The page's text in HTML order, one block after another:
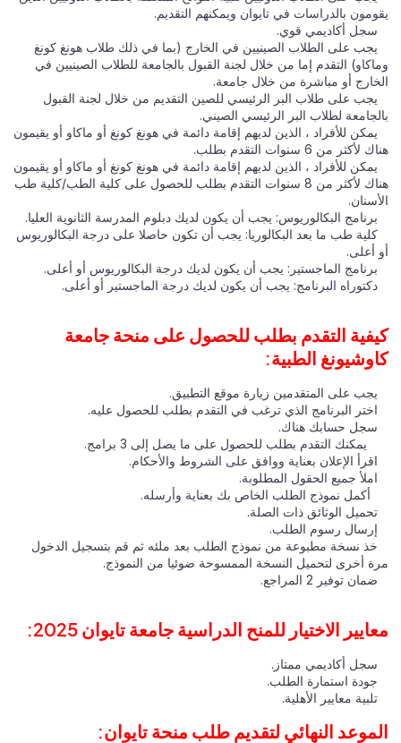
يقومون بالدراسات في تايوان ويمكنهم التقديم.
سجل أكاديمي قوي.
يجب على الطلاب الصينيين في الخارج (بما في ذلك طلاب هونغ كونغ
وماكاو) التقدم إما من خلال لجنة القبول بالجامعة للطلاب الصينيين في
الخارج أو مباشرة من خلال جامعة.
يجب على طلاب البر الرئيسي للصين التقديم من خلال لجنة القبول
بالجامعة لطلاب البر الرئيسي الصيني.
يمكن للأفراد ، الذين لديهم إقامة دائمة في هونغ كونغ أو ماكاو أو يقيمون
هناك لأكثر من 6 سنوات التقدم بطلب.
يمكن للأفراد ، الذين لديهم إقامة دائمة في هونغ كونغ أو ماكاو أو يقيمون
هناك لأكثر من 8 سنوات التقدم بطلب للحصول على كلية الطب/كلية طب
الأسنان.
برنامج البكالوريوس: يجب أن يكون لديك دبلوم المدرسة الثانوية العليا.
كلية طب ما بعد البكالوريا: يجب أن تكون حاصلا على درجة البكالوريوس
أو أعلى.
برنامج الماجستير: يجب أن يكون لديك درجة البكالوريوس أو أعلى.
دكتوراه البرنامج: يجب أن يكون لديك درجة الماجستير أو أعلى.
كيفية التقدم بطلب للحصول على منحة جامعة
كاوشيونغ الطبية:
يجب على المتقدمين زيارة موقع التطبيق.
اختر البرنامج الذي ترغب في التقدم بطلب للحصول عليه.
سجل حسابك هناك.
يمكنك التقدم بطلب للحصول على ما يصل إلى 3 برامج.
اقرأ الإعلان بعناية ووافق على الشروط والأحكام.
املأ جميع الحقول المطلوبة.
أكمل نموذج الطلب الخاص بك بعناية وأرسله.
تحميل الوثائق ذات الصلة.
إرسال رسوم الطلب.
خذ نسخة مطبوعة من نموذج الطلب بعد ملئه ثم قم بتسجيل الدخول
مرة أخرى لتحميل النسخة الممسوحة ضوئيا من النموذج.
ضمان توفير 2 المراجع.
معايير الاختيار للمنح الدراسية جامعة تايوان 2025:
سجل أكاديمي ممتاز.
جودة استمارة الطلب.
تلبية معايير الأهلية.
الموعد النهائي لتقديم طلب منحة تايوان: